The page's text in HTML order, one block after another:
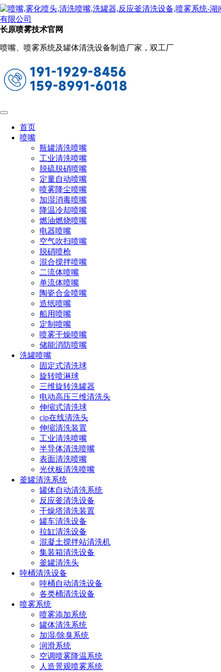
长原喷雾技术官网
喷嘴、喷雾系统及罐体清洗设备制造厂家，双工厂
首页
喷嘴
瓶罐清洗喷嘴
工业清洗喷嘴
脱硫脱硝喷嘴
定量自动喷嘴
喷雾降尘喷嘴
加湿消毒喷嘴
降温冷却喷嘴
燃油燃烧喷嘴
电器喷嘴
空气吹扫喷嘴
脱硝喷枪
混合搅拌喷嘴
二流体喷嘴
单流体喷嘴
陶瓷合金喷嘴
造纸喷嘴
船用喷嘴
定制喷嘴
喷雾干燥喷嘴
储能消防喷嘴
洗罐喷嘴
固定式清洗球
旋转喷淋球
三维旋转洗罐器
电动高压三维清洗头
伸缩式清洗球
cip在线清洗头
伸缩清洗装置
工业清洗喷嘴
半导体清洗喷嘴
表面清洗喷嘴
光伏板清洗喷嘴
釜罐清洗系统
罐体自动清洗系统
反应釜清洗设备
干燥塔清洗装置
罐车清洗设备
拉缸清洗设备
混凝土搅拌站清洗机
集装箱清洗设备
釜罐清洗头
吨桶清洗设备
吨桶自动清洗设备
各类桶清洗设备
喷雾系统
喷雾添加系统
罐体清洗系统
加湿/除臭系统
润滑系统
空调喷雾降温系统
人造景观喷雾系统
新闻动态
当前位置：
空心锥形喷嘴和实心锥形喷嘴分别有什么
2022-08-29 16:58:15 阅读量：2131
圆形液体环，此喷头喷雾类型一般通过进气口与
旋流腔相切或通过一个紧靠嘴口上游的内部开槽叶片形成
的。旋转的液体在它离开喷嘴口时形成一个空心锥形形状。此
种均匀的喷雾分布来源于独特的叶片设计和大而畅通的流道以
及优良的控制性能。
实心锥形喷嘴的喷雾特徵：实心锥形喷嘴喷雾类型是一个
完全覆盖区域为方形、圆形、椭圆形，完全充满喷雾液滴。此
喷头喷雾类型通常是利用内部叶片形成的，此叶片使液体在喷
嘴口之产获得可控制的湍流，利用雾化或微细
排列即可获得实心锥形覆盖，此类喷嘴能产生分布均匀，液滴
大小为小到中等的喷雾并且还具有大而畅通的流通道，能减少
或消除阻塞现象。
实心锥形喷嘴的一般应用如下：
1）、印制电路板化学清洗、金属部件磷化、制镜工艺中
的渡银、汽车淋雨试验、高压洗涤；
2）、淬火与冷却、防火、灭火、灭尘控制；
3）、造纸厂的网辊清洗、食品业之饮料瓶清洗、脱泡、
喷淋应用；
4）氧化氮（NOX）控制、二氧化硫（SO2）祛除；
5）废气洗涤、炼钢连铸冷却、管道及清洗塔中的气，
空心锥形喷嘴的一般应用如下：
1）、水充气、盐水喷流；
2）、祛除产品上的油渍、易散灰尘的清除与控制；
3）、气体冷却、水冷却、金属处理；